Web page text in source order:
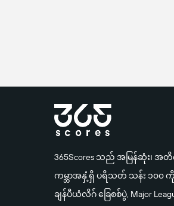
365Scores သည် အမြန်ဆုံး၊
ကမ္ဘာအနှံ့ရှိ ပရိသတ် သန်း ၁၀၀
ချန်ပီယံလိဂ် ခြေစစ်ပွဲ, Major